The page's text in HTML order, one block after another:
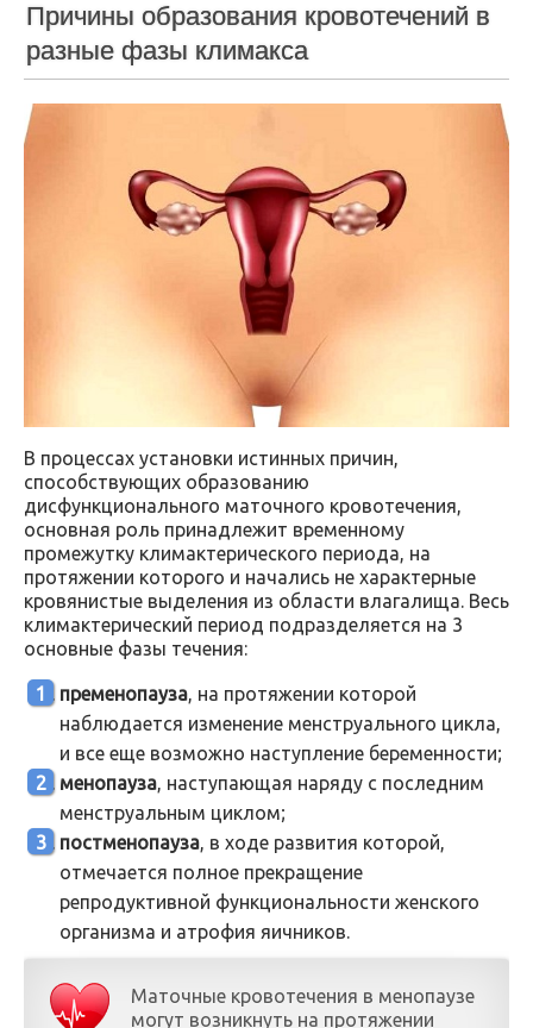
Причины образования кровотечений в
разные фазы климакса
В процессах установки истинных причин,
способствующих образованию
дисфункционального маточного кровотечения,
основная роль принадлежит временному
промежутку климактерического периода, на
протяжении которого и начались не характерные
кровянистые выделения из области влагалища. Весь
климактерический период подразделяется на 3
основные фазы течения:
пременопауза, на протяжении которой
наблюдается изменение менструального цикла,
и все еще возможно наступление беременности;
менопауза, наступающая наряду с последним
менструальным циклом;
постменопауза, в ходе развития которой,
отмечается полное прекращение
репродуктивной функциональности женского
организма и атрофия яичников.
Маточные кровотечения в менопаузе
могут возникнуть на протяжении